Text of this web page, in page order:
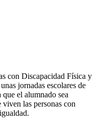
con Discapacidad Física y
jornadas escolares de
el alumnado sea
las personas con